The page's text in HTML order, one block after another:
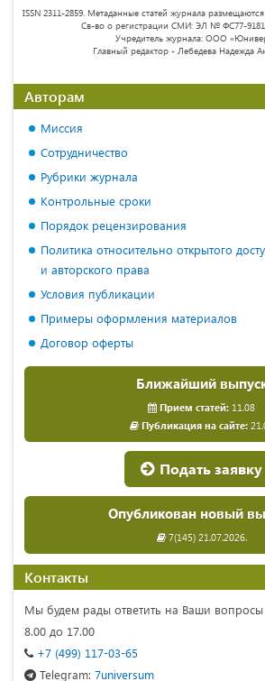
ISSN 2311-2859. Метаданные статей журнала размещаются
Св-во о регистрации СМИ: ЭЛ № ФС77-
Учредитель журнала: ООО
Главный редактор - Лебедева Надежда
Авторам
Миссия
Сотрудничество
Рубрики журнала
Контрольные сроки
Порядок рецензирования
Политика относительно открытого
и авторского права
Условия публикации
Примеры оформления материалов
Договор оферты
Ближайший
Прием статей: 11.08
Публикация на сайте:
Подать заявку
Опубликован новый
7(145) 21.07.2026.
Контакты
Мы будем рады ответить на Ваши
8.00 до 17.00
+7 (499) 117-03-65
Telegram: 7universum